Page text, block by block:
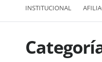
INSTITUCIONAL